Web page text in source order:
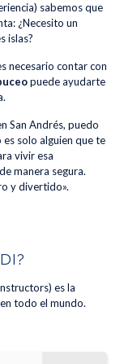
sabemos que
¿Necesito un
islas?
necesario contar con
puede ayudarte
San Andrés, puedo
solo alguien que te
vivir esa
manera segura.
y divertido».
es la
todo el mundo.